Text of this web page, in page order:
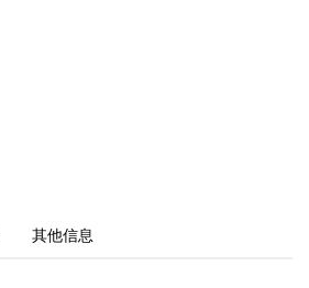
其他信息